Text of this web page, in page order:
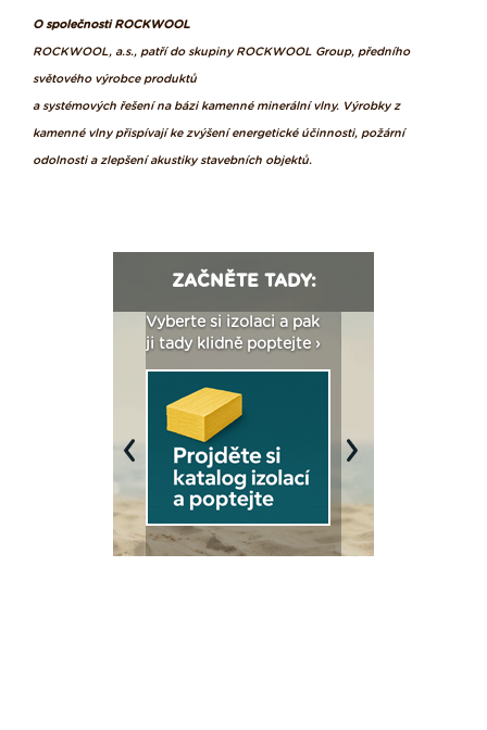
O společnosti ROCKWOOL
ROCKWOOL, a.s., patří do skupiny ROCKWOOL Group, předního
světového výrobce produktů
a systémových řešení na bázi kamenné minerální vlny. Výrobky z
kamenné vlny přispívají ke zvýšení energetické účinnosti, požární
odolnosti a zlepšení akustiky stavebních objektů.
ZAČNĚTE TADY:
Vyberte si izolaci a pak
ji tady klidně poptejte ›
Previous Next